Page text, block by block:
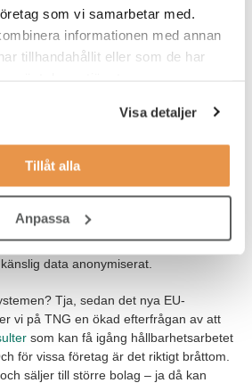
som vi samarbetar med.
informationen med annan
tillhandahållit eller som de har
Visa detaljer
Tillåt alla
Anpassa
monitoring i Sverige
samlas in och sparas i interna
att tveka. Men det går. Och givetvis
visar nämligen att svenska
avequality monitoring,eller så
genomfördes på arbetssökande
och samtliga grupper var
data anonymiserat.
Tja, sedan det nya EU-
vi på TNG en ökad efterfrågan av att
som kan få igång hållbarhetsarbetet
för vissa företag är det riktigt bråttom.
säljer till större bolag – ja då kan